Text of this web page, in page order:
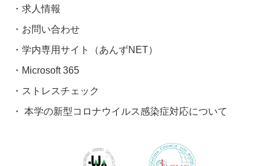
求人情報
お問い合わせ
学内専用サイト（あんずNET）
Microsoft 365
ストレスチェック
本学の新型コロナウイルス感染症対応について